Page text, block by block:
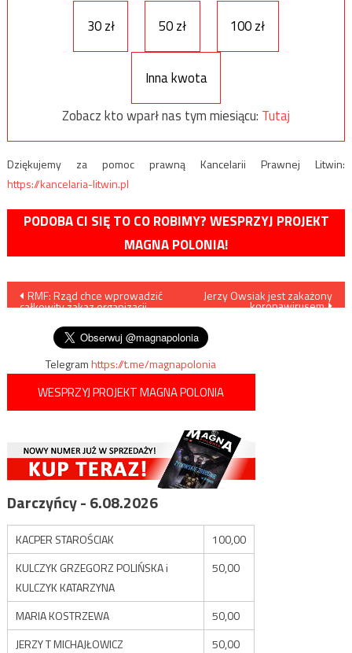
30 zł
50 zł 100 zł
Inna kwota
Zobacz kto wparł nas tym miesiącu: Tutaj
Dziękujemy za pomoc prawną Kancelarii Prawnej Litwin:
https://kancelaria-litwin.pl
PODOBA CI SIĘ TO CO ROBIMY? WESPRZYJ PROJEKT
MAGNA POLONIA!
Nawigacja
wpisu
RMF: Rząd chce wprowadzić
całkowity zakaz organizacji
Jerzy Owsiak jest zakażony
koronawirusem
Telegramhttps://t.me/magnapolonia
WESPRZYJ PROJEKT MAGNA POLONIA
Darczyńcy - 6.08.2026
KACPER STAROŚCIAK
100,00
KULCZYK GRZEGORZ POLIŃSKA i
KULCZYK KATARZYNA
50,00
MARIA KOSTRZEWA
50,00
JERZY T MICHAJŁOWICZ
50,00